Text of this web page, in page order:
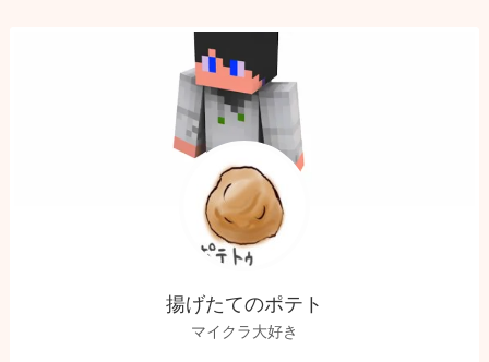
揚げたてのポテト
マイクラ大好き